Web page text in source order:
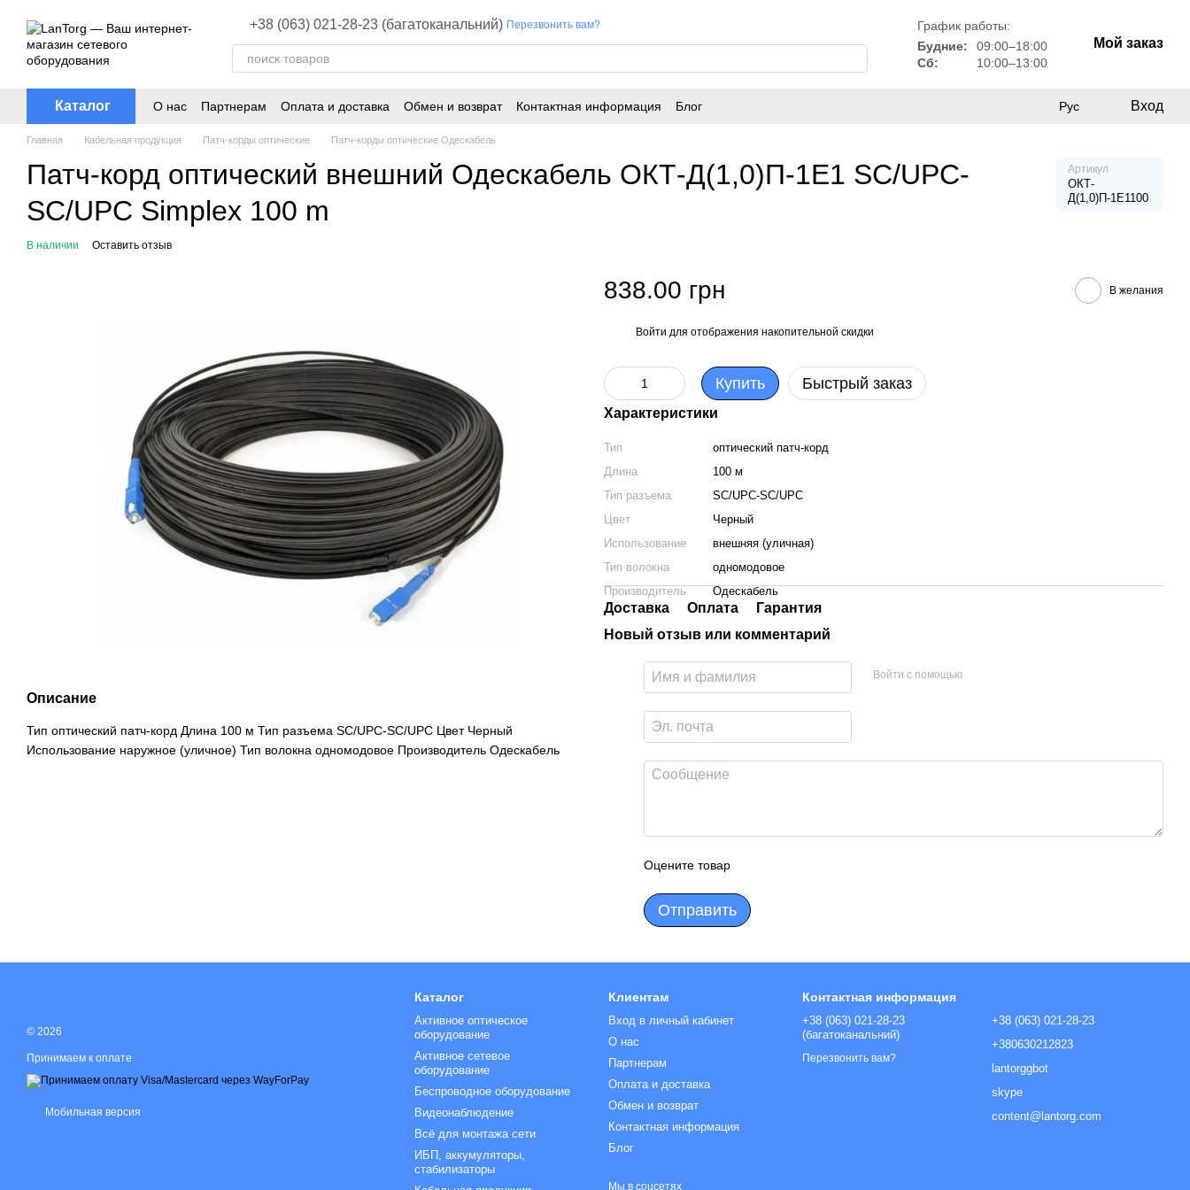
+38 (063) 021-28-23 (багатоканальний) Перезвонить вам?
График работы:
Будние:
09:00–18:00
Сб:
10:00–13:00
Мой заказ
Каталог О нас Партнерам Оплата и доставка Обмен и возврат Контактная информация Блог Рус Вход
Главная Кабельная продукция Патч-корды оптические Патч-корды оптические Одескабель
Патч-корд оптический внешний Одескабель ОКТ-Д(1,0)П-1Е1 SC/UPC-
SC/UPC Simplex 100 m
Артикул
ОКТ-
Д(1,0)П-1Е1100
В наличии Оставить отзыв
Описание
Тип оптический патч-корд Длина 100 м Тип разъема SC/UPC-SC/UPC Цвет Черный
Использование наружное (уличное) Тип волокна одномодовое Производитель Одескабель
838.00 грн В желания
Войти для отображения накопительной скидки
Купить Быстрый заказ
Характеристики
Тип
оптический патч-корд
Длина
100 м
Тип разъема
SC/UPC-SC/UPC
Цвет
Черный
Использование
внешняя (уличная)
Тип волокна
одномодовое
Производитель
Одескабель
Доставка Оплата
Гарантия
Новый отзыв или комментарий
Войти с помощью
Оцените товар
Отправить
© 2026
Принимаем к оплате
Мобильная версия
Каталог
Активное оптическое
оборудование
Активное сетевое
оборудование
Беспроводное оборудование
Видеонаблюдение
Всё для монтажа сети
ИБП, аккумуляторы,
стабилизаторы
Клиентам
Вход в личный кабинет
О нас
Партнерам
Оплата и доставка
Обмен и возврат
Контактная информация
Блог
Мы в соцсетях
Контактная информация
+38 (063) 021-28-23
(багатоканальний)
Перезвонить вам?
+38 (063) 021-28-23
+380630212823
lantorggbot
skype
content@lantorg.com